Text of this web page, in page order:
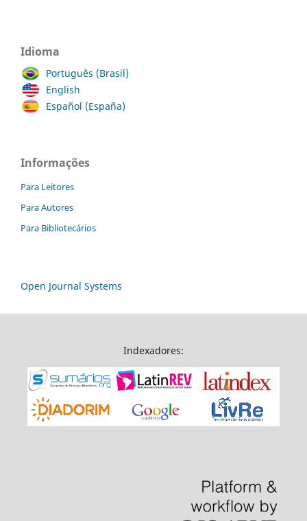
Idioma
Português (Brasil)
English
Español (España)
Informações
Para Leitores
Para Autores
Para Bibliotecários
Open Journal Systems
Indexadores: